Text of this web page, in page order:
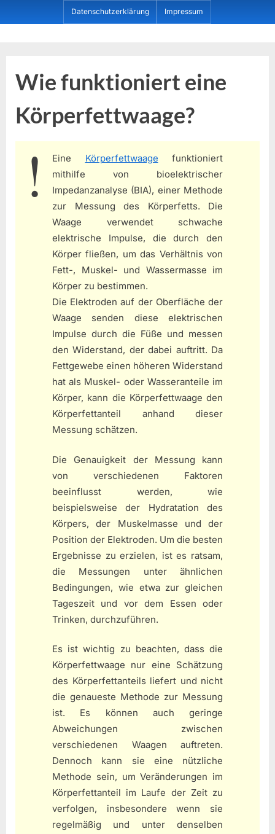
to
Datenschutzerklärung Impressum
Wie funktioniert eine
Körperfettwaage?
Eine Körperfettwaage funktioniert
mithilfe von bioelektrischer
Impedanzanalyse (BIA), einer Methode
zur Messung des Körperfetts. Die
Waage verwendet schwache
elektrische Impulse, die durch den
Körper fließen, um das Verhältnis von
Fett-, Muskel- und Wassermasse im
Körper zu bestimmen.
Die Elektroden auf der Oberfläche der
Waage senden diese elektrischen
Impulse durch die Füße und messen
den Widerstand, der dabei auftritt. Da
Fettgewebe einen höheren Widerstand
hat als Muskel- oder Wasseranteile im
Körper, kann die Körperfettwaage den
Körperfettanteil anhand dieser
Messung schätzen.
Die Genauigkeit der Messung kann
von verschiedenen Faktoren
beeinflusst werden, wie
beispielsweise der Hydratation des
Körpers, der Muskelmasse und der
Position der Elektroden. Um die besten
Ergebnisse zu erzielen, ist es ratsam,
die Messungen unter ähnlichen
Bedingungen, wie etwa zur gleichen
Tageszeit und vor dem Essen oder
Trinken, durchzuführen.
Es ist wichtig zu beachten, dass die
Körperfettwaage nur eine Schätzung
des Körperfettanteils liefert und nicht
die genaueste Methode zur Messung
ist. Es können auch geringe
Abweichungen zwischen
verschiedenen Waagen auftreten.
Dennoch kann sie eine nützliche
Methode sein, um Veränderungen im
Körperfettanteil im Laufe der Zeit zu
verfolgen, insbesondere wenn sie
regelmäßig und unter denselben